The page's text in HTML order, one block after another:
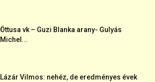
Öttusa vk – Guzi Blanka arany- Gulyás
Michel...
Lázár Vilmos: nehéz, de eredményes évek